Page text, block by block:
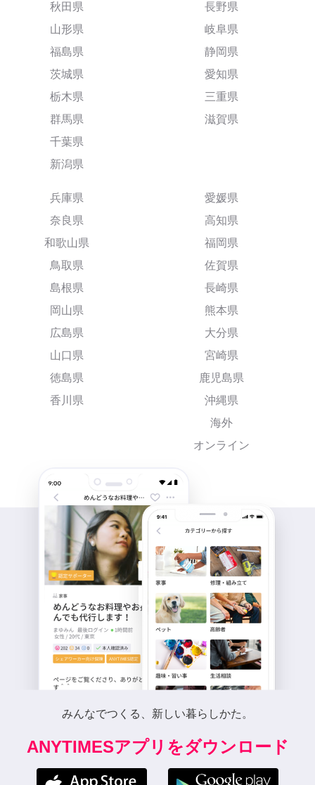
秋田県
山形県
福島県
茨城県
栃木県
群馬県
千葉県
新潟県
長野県
岐阜県
静岡県
愛知県
三重県
滋賀県
兵庫県
奈良県
和歌山県
鳥取県
島根県
岡山県
広島県
山口県
徳島県
香川県
愛媛県
高知県
福岡県
佐賀県
長崎県
熊本県
大分県
宮崎県
鹿児島県
沖縄県
海外
オンライン
みんなでつくる、新しい暮らしかた。
ANYTIMESアプリをダウンロード